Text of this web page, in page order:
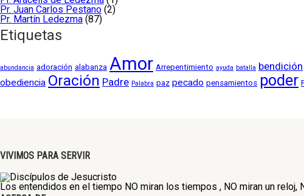
Pr. Juan Carlos Pestano (2)
Pr. Martín Ledezma (87)
Etiquetas
abundancia adoración alabanza Amor Arrepentimiento ayuda batalla bendición
obediencia Oración Padre Palabra paz pecado pensamientos poder
VIVIMOS PARA SERVIR
Los entendidos en el tiempo NO miran los tiempos , NO miran un